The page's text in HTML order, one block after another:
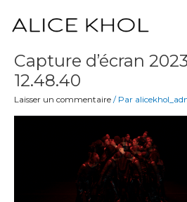
contenu
Capture d’écran
12.48.40
Laisser un commentaire / Par